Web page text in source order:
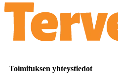
Toimituksen yhteystiedot